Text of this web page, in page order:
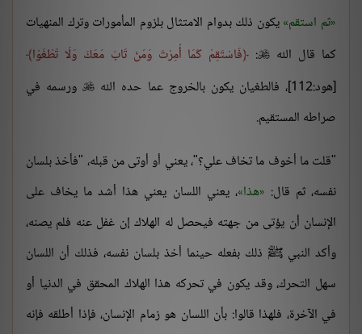
ثم استقم يكون ذلك بدوام الامتثال بلزوم المأمورات وترك المنهيات
كما قال الله 
:
فَاسْتَقِمْ كَمَا أُمِرْتَ وَمَنْ تَابَ مَعَكَ وَلَا تَطْغَوْا
[هود:112]، فالطغيان يكون بالخروج عما حده الله
ورسمه في
صراطه المستقيم.
"قلت ما أخوف ما تخاف علي؟"، يعني أو أوتى من قبله، "فأخذ بلسان
نفسه، ثم قال: هذا ، يعني اللسان يعني هذا أشد ما يخاف على
الإنسان أن يؤتى من جهته فيحصل له الهلاك إن غفل عنه فلم يصنه،
وأكد النبي ﷺ ذلك بفعله حينما أخذ بلسان نفسه، فذلك أن اللسان
سهل التحرك، وقد يكون في تحركه هذا الهلاك المحقق في الدنيا أو
في الآخرة، فلهذا قالوا: بأن اللسان هو زمام الإنسان، فإذا أطلقه فإنه